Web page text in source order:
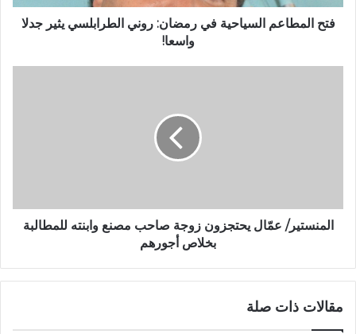
فتح المطاعم السياحية في رمضان: روني الطرابلسي يثير جدلا
واسعا!
المنستير/ عمّال يحتجزون زوجة صاحب مصنع وابنته للمطالبة
بخلاص أجورهم
مقالات ذات صلة